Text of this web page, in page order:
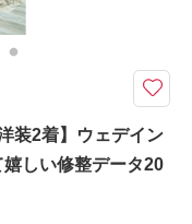
料・修整データ120カッ
ラン♪ ※別途￥33,000にて
日
ビーチ（茨城）
装2着】ウェデイン
しい修整データ20